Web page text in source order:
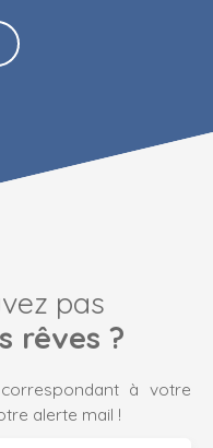
pas
rêves ?
à votre
alerte mail !